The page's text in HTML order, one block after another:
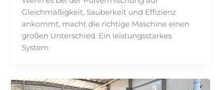
Gleichmäßigkeit, Sauberkeit und Effizienz
ankommt, macht die richtige Maschine einen
großen Unterschied. Ein leistungsstarkes
System